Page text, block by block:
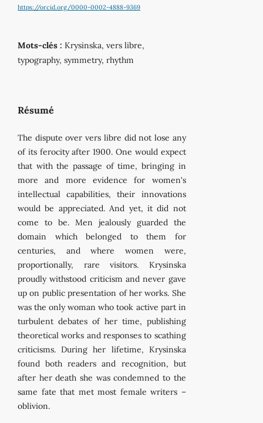
https://orcid.org/0000-0002-4888-9369
Mots-clés : Krysinska, vers libre,
typography, symmetry, rhythm
Résumé
The dispute over vers libre did not lose any
of its ferocity after 1900. One would expect
that with the passage of time, bringing in
more and more evidence for women's
intellectual capabilities, their innovations
would be appreciated. And yet, it did not
come to be. Men jealously guarded the
domain which belonged to them for
centuries, and where women were,
proportionally, rare visitors. Krysinska
proudly withstood criticism and never gave
up on public presentation of her works. She
was the only woman who took active part in
turbulent debates of her time, publishing
theoretical works and responses to scathing
criticisms. During her lifetime, Krysinska
found both readers and recognition, but
after her death she was condemned to the
same fate that met most female writers –
oblivion.